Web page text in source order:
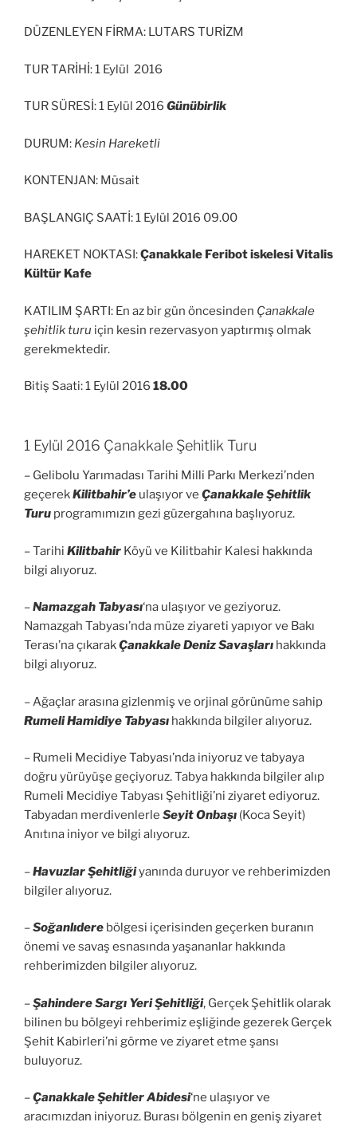
DÜZENLEYEN FİRMA: LUTARS TURİZM
TUR TARİHİ: 1 Eylül 2016
TUR SÜRESİ: 1 Eylül 2016 Günübirlik
DURUM: Kesin Hareketli
KONTENJAN: Müsait
BAŞLANGIÇ SAATİ: 1 Eylül 2016 09.00
HAREKET NOKTASI:Çanakkale Feribot iskelesi Vitalis
Kültür Kafe
KATILIM ŞARTI: En az bir gün öncesinden Çanakkale
şehitlik turu için kesin rezervasyon yaptırmış olmak
gerekmektedir.
Bitiş Saati: 1 Eylül 2016 18.00
1 Eylül 2016 Çanakkale Şehitlik Turu
– Gelibolu Yarımadası Tarihi Milli Parkı Merkezi’nden
geçerekKilitbahir’e ulaşıyor ve Çanakkale Şehitlik
Turu programımızın gezi güzergahına başlıyoruz.
– Tarihi Kilitbahir Köyü ve Kilitbahir Kalesi hakkında
bilgi alıyoruz.
–Namazgah Tabyası‘na ulaşıyor ve geziyoruz.
Namazgah Tabyası’nda müze ziyareti yapıyor ve Bakı
Terası’na çıkarakÇanakkale Deniz Savaşları hakkında
bilgi alıyoruz.
– Ağaçlar arasına gizlenmiş ve orjinal görünüme sahip
Rumeli Hamidiye Tabyası hakkında bilgiler alıyoruz.
– Rumeli Mecidiye Tabyası’nda iniyoruz ve tabyaya
doğru yürüyüşe geçiyoruz. Tabya hakkında bilgiler alıp
Rumeli Mecidiye Tabyası Şehitliği’ni ziyaret ediyoruz.
Tabyadan merdivenlerle Seyit Onbaşı (Koca Seyit)
Anıtına iniyor ve bilgi alıyoruz.
–Havuzlar Şehitliğiyanında duruyor ve rehberimizden
bilgiler alıyoruz.
–Soğanlıdere bölgesi içerisinden geçerken buranın
önemi ve savaş esnasında yaşananlar hakkında
rehberimizden bilgiler alıyoruz.
–Şahindere Sargı Yeri Şehitliği, Gerçek Şehitlik olarak
bilinen bu bölgeyi rehberimiz eşliğinde gezerek Gerçek
Şehit Kabirleri’ni görme ve ziyaret etme şansı
buluyoruz.
–Çanakkale Şehitler Abidesi‘ne ulaşıyor ve
aracımızdan iniyoruz. Burası bölgenin en geniş ziyaret